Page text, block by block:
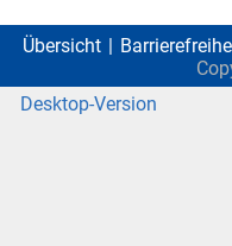
Übersicht
Desktop-Version